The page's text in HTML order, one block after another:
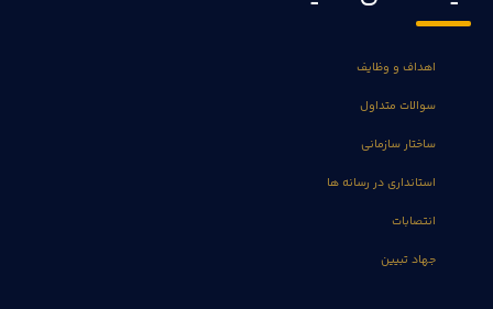
اهداف و وظایف
سوالات متداول
ساختار سازمانی
استانداری در رسانه ها
انتصابات
جهاد تبیین